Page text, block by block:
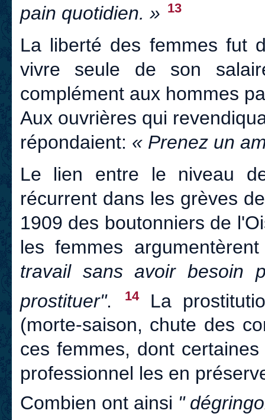
pain quotidien. » 13
La liberté des femmes fut
vivre seule de son
complément aux hommes
Aux ouvrières qui
répondaient: « Prenez un
Le lien entre le niveau
récurrent dans les grèves
1909 des boutonniers de
les femmes
travail sans avoir besoin
prostituer". 14La
(morte-saison, chute des
ces femmes, dont
professionnel les en
Combien ont ainsi "